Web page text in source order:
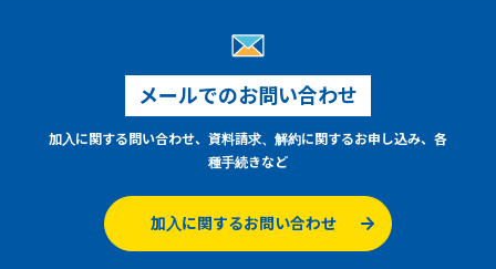
メールでのお問い合わせ
加入に関する問い合わせ、資料請求、解約に関するお申し込み、各
種手続きなど
加入に関するお問い合わせ